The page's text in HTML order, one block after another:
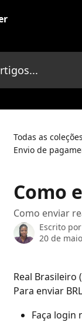
Todas as coleções
Envio de
Como
Como enviar
Escrito por
20 de
Real Brasileiro
Para enviar
Faça login